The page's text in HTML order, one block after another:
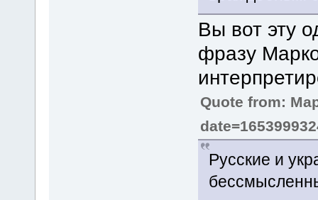
Вы вот эту
фразу
Quote from:
Русские и